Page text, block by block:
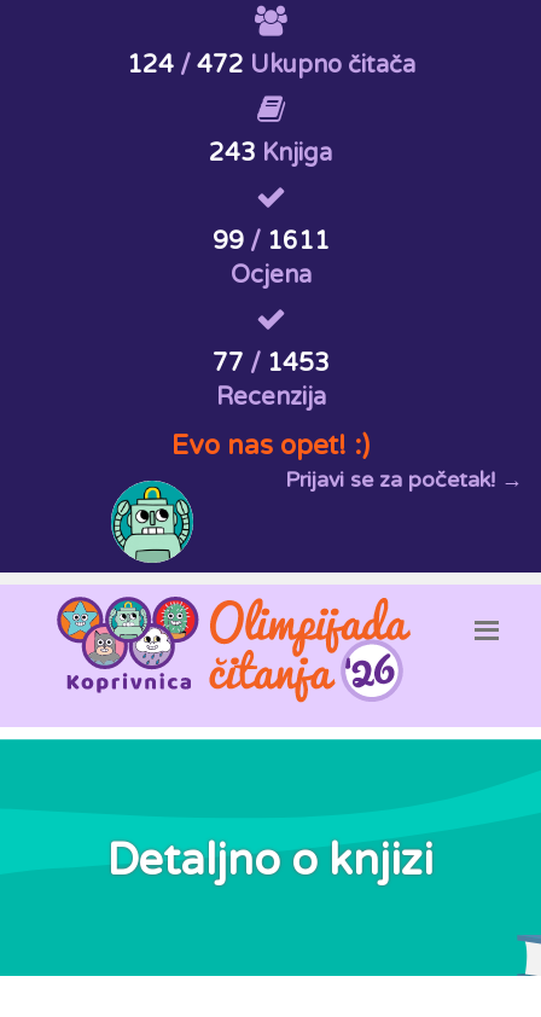
124/ 472 Ukupno čitača
243 Knjiga
99/ 1611
Ocjena
77 / 1453
Recenzija
Evo nas opet! :)
Prijavi se za početak! →
Detaljno o knjizi